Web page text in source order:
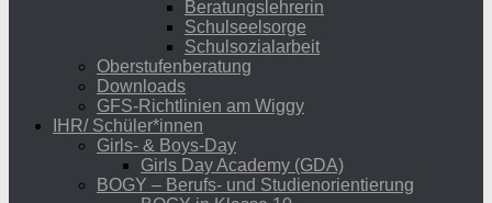
Beratungslehrerin
Schulseelsorge
Schulsozialarbeit
Oberstufenberatung
Downloads
GFS-Richtlinien am Wiggy
IHR/ Schüler*innen
Girls- & Boys-Day
Girls Day Academy (GDA)
BOGY – Berufs- und Studienorientierung